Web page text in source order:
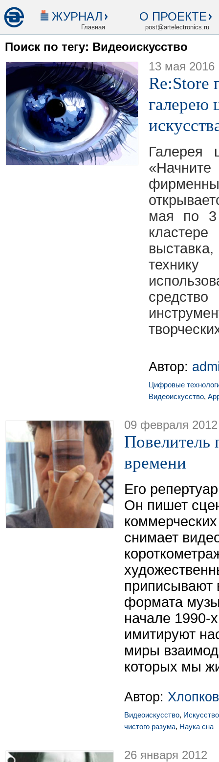
ЖУРНАЛ
Главная
О ПРОЕКТЕ
post@artelectronics.ru
Поиск по тегу: Видеоискусство
13 мая 2016
Re:Store
галерею
Галерея
мая по 3
Автор:
Цифровые
Видеоискусство,
09 февраля 2012
Повелитель
времени
Его
Он пишет
снимает
приписывают
формата
начале 1990-
имитируют
миры
которых мы
Автор:
Видеоискусство, Искусство
чистого разума, Наука сна
26 января 2012